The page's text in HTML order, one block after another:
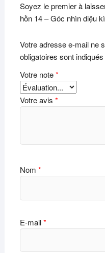
Soyez le premier à
hồn 14 – Góc nhìn diệu
Votre adresse e-mail ne
obligatoires sont
Votre note*
Votre avis *
Nom *
E-mail*